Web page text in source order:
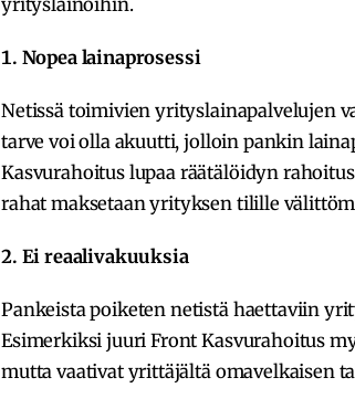
1. Nopea lainaprosessi
Netissä toimivien yrityslainapalvelujen
tarve voi olla akuutti, jolloin pankin
Kasvurahoitus lupaa räätälöidyn
rahat maksetaan yrityksen tilille
2. Ei reaalivakuuksia
Pankeista poiketen netistä haettaviin
Esimerkiksi juuri Front Kasvurahoitus
mutta vaativat yrittäjältä omavelkaisen